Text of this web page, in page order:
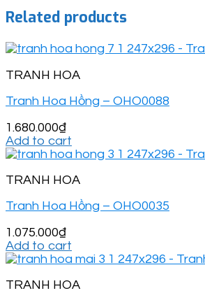
Related products
TRANH HOA
Tranh Hoa Hồng – OHO0088
1.680.000₫
Add to cart
TRANH HOA
Tranh Hoa Hồng – OHO0035
1.075.000₫
Add to cart
TRANH HOA